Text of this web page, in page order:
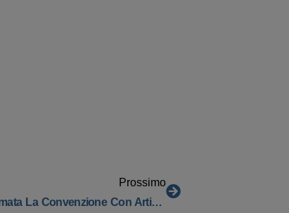
Prossimo
Confidi Systema! Amplia La Propria Offerta: Firmata La Convenzione Con Artigiancassa